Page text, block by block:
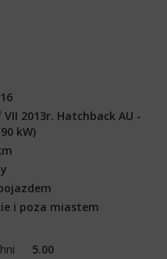
VII 2013r. Hatchback AU -
kW)
i poza miastem
5.00